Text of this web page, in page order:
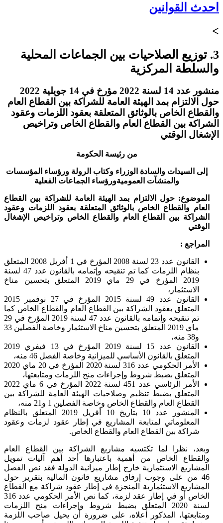
احدث القوانين
>
3. توزيع الصلاحيات بين الجماعات المحلية
والسلطة المركزية
منشور عدد 14 لسنة 2022 مؤرخ في 14 جويلية 2022
حول الالتزام بمد الهيئة العامة للشراكة بين القطاع العام
والقطاع الخاص بالوثائق المتعلقة بعقود اللزمات وعقود
الشراكة بين القطاع العام والقطاع الخاص وتراخيص
الإشغال الوقتي
من رئيسة الحكومة
إلى السيدات والسادة الوزراء وكتاب الرولة ورؤساء المؤسسات
والمنشآت العموميةورؤساء الجماعات الفعلية
الموضوع: حول الالتزام بمد الهيئة العامة للشراكة بين القطاع
العام والقطاع الخاص بالوثائق المتعلقة بعقود اللزمات وعقود
الشراكة بين القطاع العام والقطاع الخاص وتراخيص الإشغال
الوقتي
المراجع :
القانون عدد 23 لسنة 2008 المؤرخ في 1 أفريل 2008 المتعلق
بنظام اللزمات كما تم تنقيحه وإتمامه بالقانون عدد 47 لسنة
2019 المؤرخ في 29 ماي 2019 المتعلق بتحسين مناخ
الاستثمار،
القانون عدد 49 لسنة 2015 المؤرخ في 27 نوفمبر 2015
المتعلق بعقود الشراكة بين القطاع العام والقطاع الخاص كما
تم تنقيحه وإتمامه بالقانون عدد 47 لسنة 2019 المؤرخ في 29
ماي 2019 المتعلق بتحسين مناخ الاستثمار وخاصة الفصلين 33
و38 منه،
القانون عدد 15 لسنة 2019 المؤرخ في 13 فيفري 2019
المتعلق بالقانون الأساسي للميزانية وخاصة الفصل 46 منه،
الأمر الحكومي عدد 316 لسنة 2020 المؤرخ في 20 ماي 2020
المتعلق بضبط شروط وإجراءات منح اللزمات ومتابعتها،
الأمر الرئاسي عدد 451 لسنة 2022 المؤرخ في 6 ماي 2022
المتعلق بضبط تنظيم وصلاحيات الهيئة العامة للشراكة بين
القطاع العام والقطاع الخاص وخاصة الفصلين 1 و21 منه،
المنشور عدد 10 بتاريخ 10 أفريل 2019 المتعلق بالنظام
المعلوماتي لمتابعة المشاريع في إطار عقود لزمات وعقود
شراكة بين القطاع العام والقطاع الخاص.
وبعد، نظرا لما تكتسيه مشاريع الشراكة بين القطاع العام
والقطاع الخاص من أهمية باعتبارها أحد أهم آليات تمويل
المشاريع الاستثمارية خارج إطار ميزانية الدولة فقد نص الفصل
46 من على وجوب إرفاق مشاريع قانون المالية بتقرير حول
المشاريع الاستثمارية المنجزة في إطار عقود شراكة مع القطاع
الخاص أو في إطار عقد لزمة، كما نص الأمر الحكومي عدد 316
لسنة 2020 المتعلق بضبط شروط وإجراءات منح اللزمات
ومتابعتها، المذكور أعلاه، على ضرورة أن يحيل صاحب اللزمة